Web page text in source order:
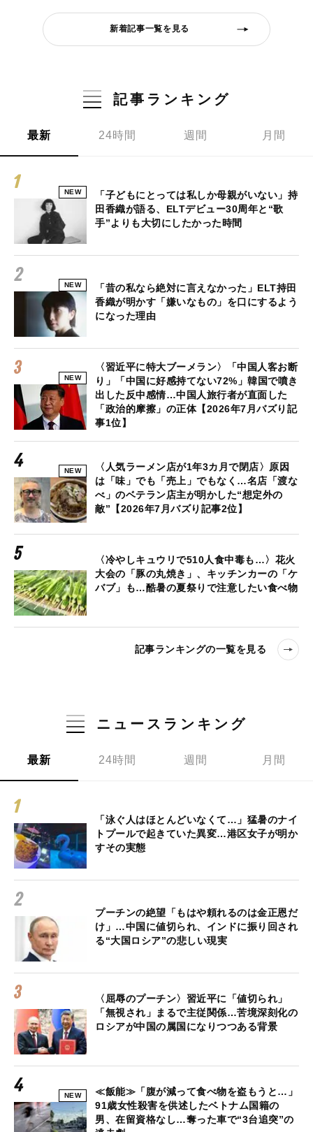
新着記事一覧を見る
記事ランキング
最新 24時間 週間 月間
NEW
「子どもにとっては私しか母親がいない」持
田香織が語る、ELTデビュー30周年と“歌
手”よりも大切にしたかった時間
NEW
「昔の私なら絶対に言えなかった」ELT持田
香織が明かす「嫌いなもの」を口にするよう
になった理由
NEW
〈習近平に特大ブーメラン〉「中国人客お断
り」「中国に好感持てない72%」韓国で噴き
出した反中感情…中国人旅行者が直面した
「政治的摩擦」の正体【2026年7月バズり記
事1位】
NEW
〈人気ラーメン店が1年3カ月で閉店〉原因
は「味」でも「売上」でもなく…名店「渡な
べ」のベテラン店主が明かした“想定外の
敵”【2026年7月バズり記事2位】
〈冷やしキュウリで510人食中毒も…〉花火
大会の「豚の丸焼き」、キッチンカーの「ケ
バブ」も…酷暑の夏祭りで注意したい食べ物
記事ランキングの一覧を見る
ニュースランキング
最新 24時間 週間 月間
「泳ぐ人はほとんどいなくて…」猛暑のナイ
トプールで起きていた異変…港区女子が明か
すその実態
プーチンの絶望「もはや頼れるのは金正恩だ
け」…中国に値切られ、インドに振り回され
る“大国ロシア”の悲しい現実
〈屈辱のプーチン〉習近平に「値切られ」
「無視され」まるで主従関係…苦境深刻化の
ロシアが中国の属国になりつつある背景
NEW
≪飯能≫「腹が減って食べ物を盗もうと…」
91歳女性殺害を供述したベトナム国籍の
男、在留資格なし…奪った車で“3台追突”の